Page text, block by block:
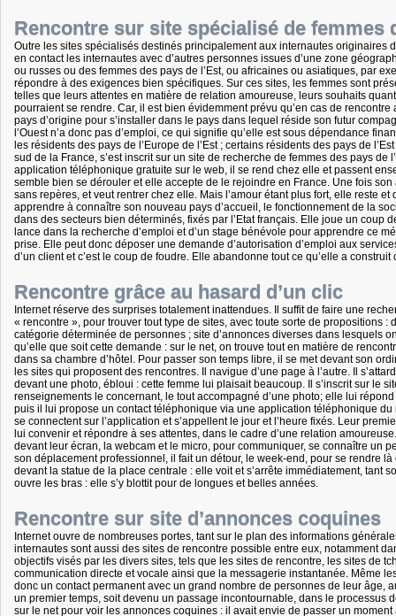
Rencontre sur site spécialisé de femmes
Outre les sites spécialisés destinés principalement aux internautes originaires
en contact les internautes avec d’autres personnes issues d’une zone
ou russes ou des femmes des pays de l’Est, ou africaines ou asiatiques, par
répondre à des exigences bien spécifiques. Sur ces sites, les femmes sont
telles que leurs attentes en matière de relation amoureuse, leurs souhaits
pourraient se rendre. Car, il est bien évidemment prévu qu’en cas de
pays d’origine pour s’installer dans le pays dans lequel réside son futur
l’Ouest n’a donc pas d’emploi, ce qui signifie qu’elle est sous dépendance
les résidents des pays de l’Europe de l’Est ; certains résidents des pays de
sud de la France, s’est inscrit sur un site de recherche de femmes des pays
application téléphonique gratuite sur le web, il se rend chez elle et passent
semble bien se dérouler et elle accepte de le rejoindre en France. Une fois
sans repères, et veut rentrer chez elle. Mais l’amour étant plus fort, elle reste
apprendre à connaître son nouveau pays d’accueil, le fonctionnement de la
dans des secteurs bien déterminés, fixés par l’Etat français. Elle joue un coup
lance dans la recherche d’emploi et d’un stage bénévole pour apprendre ce
prise. Elle peut donc déposer une demande d’autorisation d’emploi aux
d’un client et c’est le coup de foudre. Elle abandonne tout ce qu’elle a
Rencontre grâce au hasard d’un clic
Internet réserve des surprises totalement inattendues. Il suffit de faire une
« rencontre », pour trouver tout type de sites, avec toute sorte de propositions
catégorie déterminée de personnes ; site d’annonces diverses dans lesquels
qu’elle que soit cette demande : sur le net, on trouve tout en matière de
dans sa chambre d’hôtel. Pour passer son temps libre, il se met devant son
les sites qui proposent des rencontres. Il navigue d’une page à l’autre. Il
devant une photo, ébloui : cette femme lui plaisait beaucoup. Il s’inscrit sur le
renseignements le concernant, le tout accompagné d’une photo; elle lui
puis il lui propose un contact téléphonique via une application téléphonique
se connectent sur l’application et s’appellent le jour et l’heure fixés. Leur
lui convenir et répondre à ses attentes, dans le cadre d’une relation
devant leur écran, la webcam et le micro, pour communiquer, se connaître un
son déplacement professionnel, il fait un détour, le week-end, pour se rendre
devant la statue de la place centrale : elle voit et s’arrête immédiatement, tant
ouvre les bras : elle s’y blottit pour de longues et belles années.
Rencontre sur site d’annonces coquines
Internet ouvre de nombreuses portes, tant sur le plan des informations
internautes sont aussi des sites de rencontre possible entre eux, notamment
objectifs visés par les divers sites, tels que les sites de rencontre, les sites de
communication directe et vocale ainsi que la messagerie instantanée. Même
donc un contact permanent avec un grand nombre de personnes de leur
un premier temps, soit devenu un passage incontournable, dans le
sur le net pour voir les annonces coquines : il avait envie de passer un